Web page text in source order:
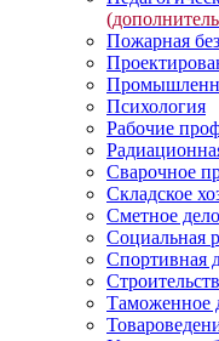
Пожарная
Психология
Рабочие
Сварочное
Складское
Сметное дело
Социальная
Спортивная
Таможенное